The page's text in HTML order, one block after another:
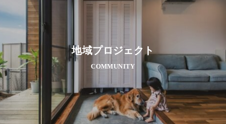
地域プロジェクト
COMMUNITY